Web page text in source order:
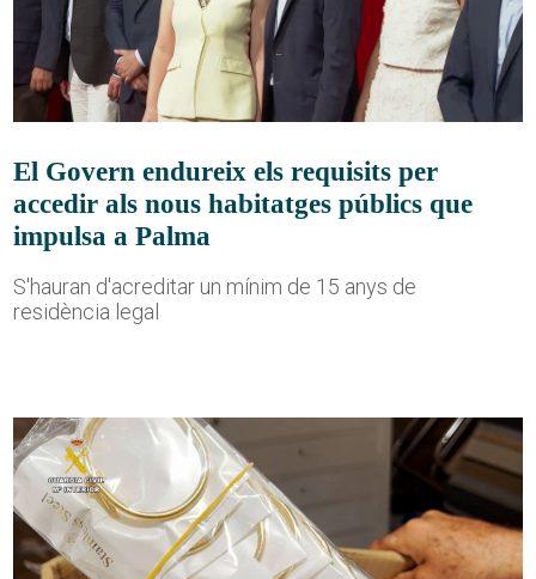
El Govern endureix els requisits per
accedir als nous habitatges públics que
impulsa a Palma
S'hauran d'acreditar un mínim de 15 anys de
residència legal